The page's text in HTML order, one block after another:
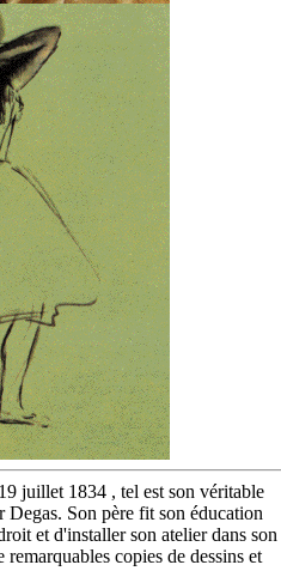
juillet 1834 , tel est son véritable
Degas. Son père fit son éducation
et d'installer son atelier dans son
copies de dessins et